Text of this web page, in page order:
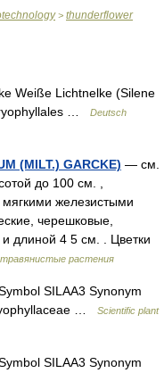
> thunderflower
Weiße Lichtnelke (Silene
…
Deutsch
(MILT.) GARCKE) — см.
до 100 см. ,
мягкими железистыми
черешковые,
длиной 4 5 см. . Цветки
растения
SILAA3 Synonym
…
Scientific plant
SILAA3 Synonym